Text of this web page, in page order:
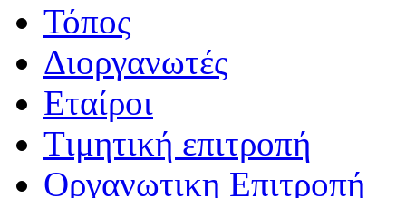
Τόπος
Διοργανωτές
Εταίροι
Tιμητική επιτροπή
Οργανωτικη Επιτροπή